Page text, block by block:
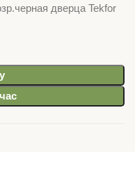
дверца Tekfor